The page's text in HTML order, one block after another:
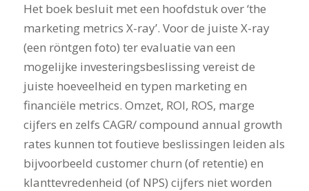
Het boek besluit met een hoofdstuk over ‘the
marketing metrics X-ray’. Voor de juiste X-ray
(een röntgen foto) ter evaluatie van een
mogelijke investeringsbeslissing vereist de
juiste hoeveelheid en typen marketing en
financiële metrics. Omzet, ROI, ROS, marge
cijfers en zelfs CAGR/ compound annual growth
rates kunnen tot foutieve beslissingen leiden als
bijvoorbeeld customer churn (of retentie) en
klanttevredenheid (of NPS) cijfers niet worden